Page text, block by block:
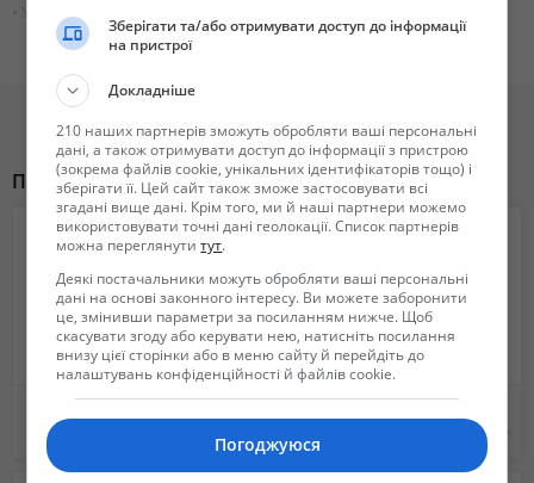
• Универсальные, подходят для всех видов культур и типов почв.
По вопросам опта и для заказа звоните по телефону указанному в
Быстрая доставка по Украине!
Похожие объявления
250 грн.
Зберігати та/або отримувати доступ до інформації
на пристрої
Докладніше
210 наших партнерів зможуть обробляти ваші персональні
дані, а також отримувати доступ до інформації з пристрою
(зокрема файлів cookie, унікальних ідентифікаторів тощо) і
зберігати її. Цей сайт також зможе застосовувати всі
згадані вище дані. Крім того, ми й наші партнери можемо
використовувати точні дані геолокації. Список партнерів
можна переглянутитут.
Деякі постачальники можуть обробляти ваші персональні
дані на основі законного інтересу. Ви можете заборонити
це, змінивши параметри за посиланням нижче. Щоб
скасувати згоду або керувати нею, натисніть посилання
внизу цієї сторінки або в меню сайту й перейдіть до
налаштувань конфіденційності й файлів cookie.
Погоджуюся